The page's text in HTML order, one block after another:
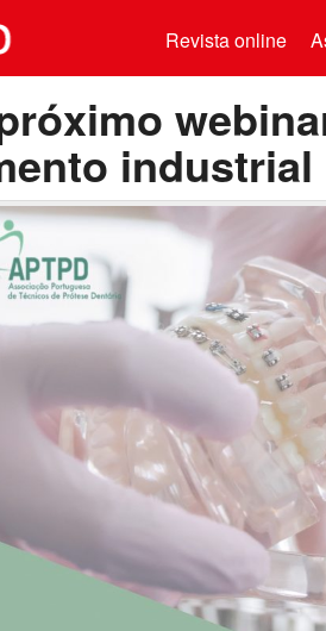
Revista online
industrial